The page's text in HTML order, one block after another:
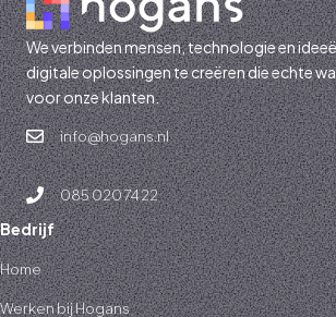
We verbinden mensen, technologie en
digitale oplossingen te creëren die echte
voor onze klanten.
info@hogans.nl
085 020 74 22
Bedrijf
Home
Werken bij Hogans